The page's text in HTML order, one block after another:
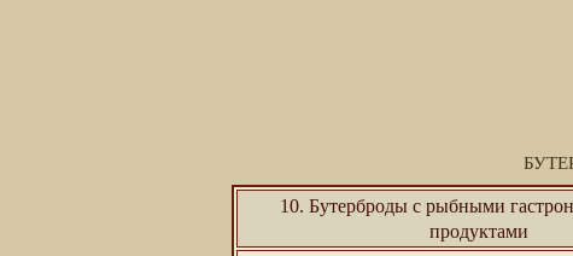
10. Бутерброды с рыбными
продуктами